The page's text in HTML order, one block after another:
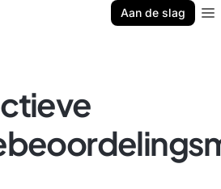
Aan de slag